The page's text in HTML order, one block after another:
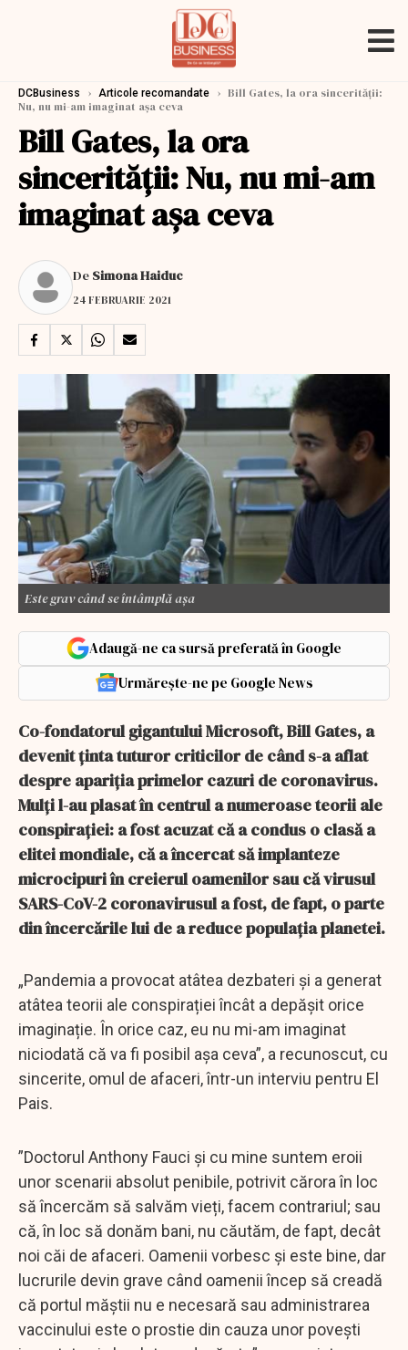
DCBusiness › Articole recomandate › Bill Gates, la ora sincerității:
Nu, nu mi-am imaginat așa ceva
Bill Gates, la ora
sincerității: Nu, nu mi-am
imaginat așa ceva
De Simona Haiduc
24 FEBRUARIE 2021
Este grav când se întâmplă așa
Adaugă-ne ca sursă preferată în Google
Urmărește-ne pe Google News
Co-fondatorul gigantului Microsoft, Bill Gates, a
devenit ținta tuturor criticilor de când s-a aflat
despre apariția primelor cazuri de coronavirus.
Mulți l-au plasat în centrul a numeroase teorii ale
conspirației: a fost acuzat că a condus o clasă a
elitei mondiale, că a încercat să implanteze
microcipuri în creierul oamenilor sau că virusul
SARS-CoV-2 coronavirusul a fost, de fapt, o parte
din încercările lui de a reduce populația planetei.
„Pandemia a provocat atâtea dezbateri și a generat
atâtea teorii ale conspirației încât a depășit orice
imaginație. În orice caz, eu nu mi-am imaginat
niciodată că va fi posibil așa ceva”, a recunoscut, cu
sincerite, omul de afaceri, într-un interviu pentru El
Pais.
”Doctorul Anthony Fauci și cu mine suntem eroii
unor scenarii absolut penibile, potrivit cărora în loc
să încercăm să salvăm vieți, facem contrariul; sau
că, în loc să donăm bani, nu căutăm, de fapt, decât
noi căi de afaceri. Oamenii vorbesc și este bine, dar
lucrurile devin grave când oamenii încep să creadă
că portul măștii nu e necesară sau administrarea
vaccinului este o prostie din cauza unor povești